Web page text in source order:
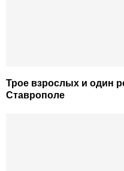
Трое взрослых и один
Ставрополе